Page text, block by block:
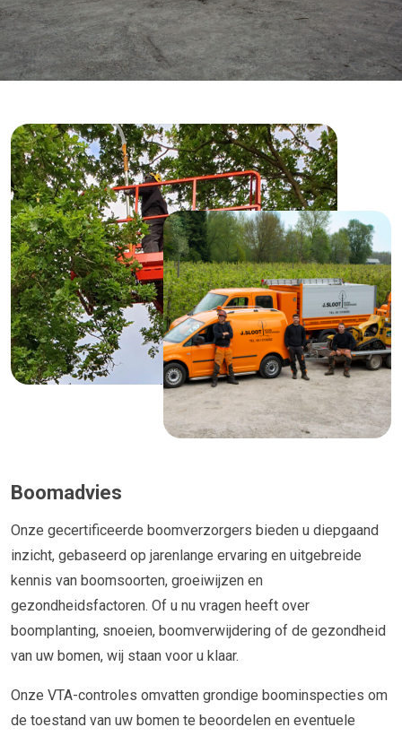
Boomadvies
Onze gecertificeerde boomverzorgers bieden u diepgaand
inzicht, gebaseerd op jarenlange ervaring en uitgebreide
kennis van boomsoorten, groeiwijzen en
gezondheidsfactoren. Of u nu vragen heeft over
boomplanting, snoeien, boomverwijdering of de gezondheid
van uw bomen, wij staan voor u klaar.
Onze VTA-controles omvatten grondige boominspecties om
de toestand van uw bomen te beoordelen en eventuele